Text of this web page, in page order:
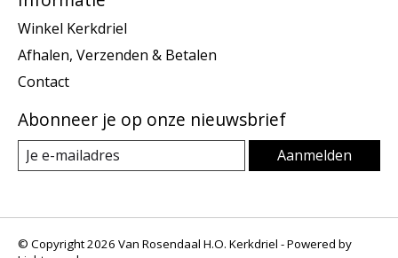
Winkel Kerkdriel
Afhalen, Verzenden & Betalen
Contact
Abonneer je op onze nieuwsbrief
Aanmelden
© Copyright 2026 Van Rosendaal H.O. Kerkdriel - Powered by